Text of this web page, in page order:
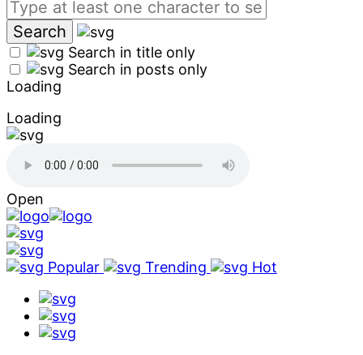
Search in title only
Search in posts only
Loading
Loading
Open
Popular Trending Hot